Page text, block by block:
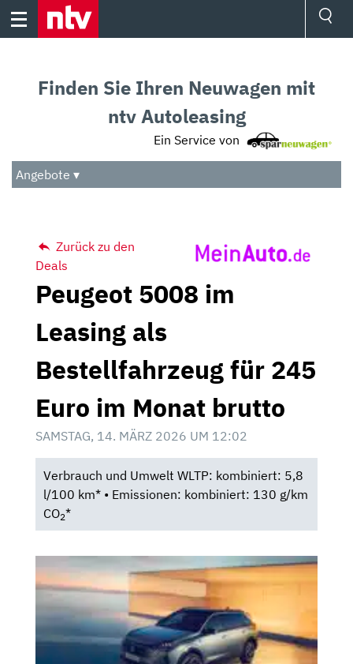
Skip
Audio
Das Beste
Finden Sie Ihren Neuwagen mit
ntv Autoleasing
Ein Service von
Angebote ▾
Zurück zu den
Deals
Peugeot 5008 im
Leasing als
Bestellfahrzeug für 245
Euro im Monat brutto
SAMSTAG, 14. MÄRZ 2026 UM 12:02
Verbrauch und Umwelt WLTP: kombiniert: 5,8
l/100 km* • Emissionen: kombiniert: 130 g/km
CO2*